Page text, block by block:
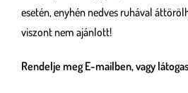
esetén, enyhén nedves ruhával
viszont nem ajánlott!
Rendelje meg E-mailben, vagy